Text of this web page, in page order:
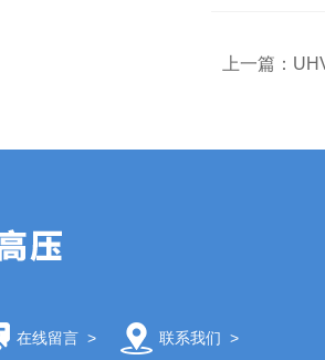
上一篇：
在线留言> 联系我们 >